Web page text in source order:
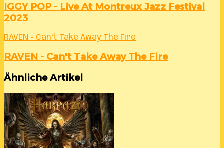
IGGY POP - Live At Montreux Jazz Festival
2023
RAVEN - Can't Take Away The Fire
RAVEN - Can't Take Away The Fire
Ähnliche Artikel